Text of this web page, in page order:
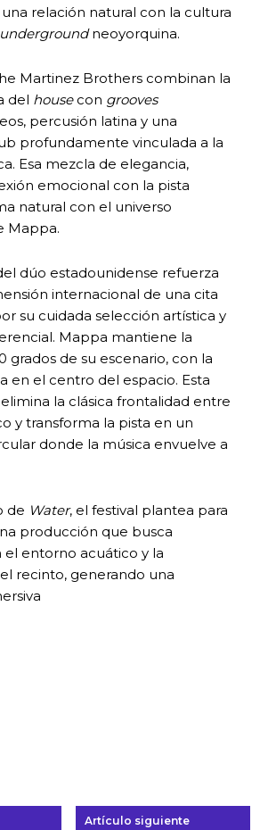
relación natural con la cultura
undergroundneoyorquina.
Martinez Brothers combinan la
del housecon grooves
percusión latina y una
profundamente vinculada a la
Esa mezcla de elegancia,
emocional con la pista
natural con el universo
Mappa.
dúo estadounidense refuerza
internacional de una cita
su cuidada selección artística y
Mappa mantiene la
grados de su escenario, con la
en el centro del espacio. Esta
la clásica frontalidad entre
y transforma la pista en un
donde la música envuelve a
de Water, el festival plantea para
producción que busca
el entorno acuático y la
recinto, generando una
Artículo siguiente